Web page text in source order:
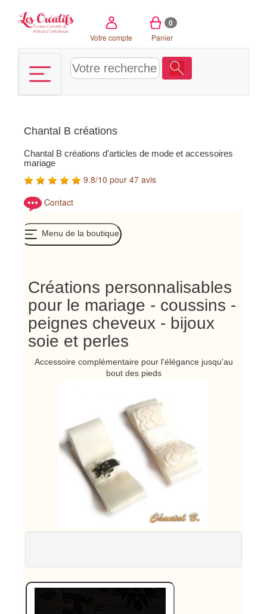
Votre compte
0
Panier
Chantal B créations
Chantal B créations d'articles de mode et accessoires
mariage
9.8/10 pour 47 avis
Contact
Menu de la boutique
Créations personnalisables
pour le mariage - coussins -
peignes cheveux - bijoux
soie et perles
Accessoire complémentaire pour l'élégance jusqu'au
bout des pieds